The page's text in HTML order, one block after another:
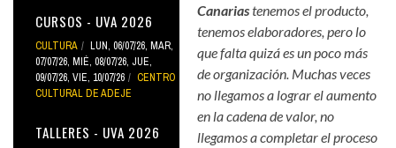
CURSOS - UVA 2026
CULTURA LUN, 06/07/26, MAR,
07/07/26, MIÉ, 08/07/26, JUE,
09/07/26, VIE, 10/07/26
CENTRO
CULTURAL DE ADEJE
TALLERES - UVA 2026
Canariastenemos el producto,
tenemos elaboradores, pero lo
que falta quizá es un poco más
de organización. Muchas veces
no llegamos a lograr el aumento
en la cadena de valor, no
llegamos a completar el proceso